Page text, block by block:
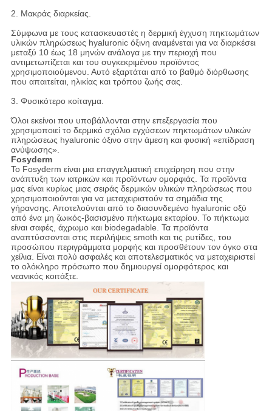
2. Μακράς διαρκείας.
Σύμφωνα με τους κατασκευαστές η δερμική έγχυση πηκτωμάτων
υλικών πληρώσεως hyaluronic όξινη αναμένεται για να διαρκέσει
μεταξύ 10 έως 18 μηνών ανάλογα με την περιοχή που
αντιμετωπίζεται και του συγκεκριμένου προϊόντος
χρησιμοποιούμενου. Αυτό εξαρτάται από το βαθμό διόρθωσης
που απαιτείται, ηλικίας και τρόπου ζωής σας.
3. Φυσικότερο κοίταγμα.
Όλοι εκείνοι που υποβάλλονται στην επεξεργασία που
χρησιμοποιεί το δερμικό σχόλιο εγχύσεων πηκτωμάτων υλικών
πληρώσεως hyaluronic όξινο στην άμεση και φυσική «επίδραση
ανύψωσης».
Fosyderm
Το Fosyderm είναι μια επαγγελματική επιχείρηση που στην
ανάπτυξη των ιατρικών και προϊόντων ομορφιάς. Τα προϊόντα
μας είναι κυρίως μιας σειράς δερμικών υλικών πληρώσεως που
χρησιμοποιούνται για να μεταχειριστούν τα σημάδια της
γήρανσης. Αποτελούνται από το διασυνδεμένο hyaluronic οξύ
από ένα μη ζωικός-βασισμένο πήκτωμα εκταρίου. Το πήκτωμα
είναι σαφές, άχρωμο και biodegadable. Τα προϊόντα
αναπτύσσονται στις περιλήψεις smoth και τις ρυτίδες, του
προσώπου περιγράμματα μορφής και προσθέτουν τον όγκο στα
χείλια. Είναι πολύ ασφαλές και αποτελεσματικός να μεταχειριστεί
το ολόκληρο πρόσωπο που δημιουργεί ομορφότερος και
νεανικός κοιτάξτε.